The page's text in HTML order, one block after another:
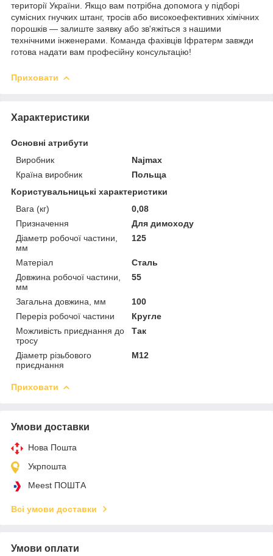
території України. Якщо вам потрібна допомога у підборі
сумісних гнучких штанг, тросів або високоефективних хімічних
порошків — залиште заявку або зв'яжіться з нашими
технічними інженерами. Команда фахівців Іфратерм завжди
готова надати вам професійну консультацію!
Приховати
Характеристики
Основні атрибути
Виробник
Najmax
Країна виробник
Польща
Користувальницькі характеристики
Вага (кг)
0,08
Призначення
Для димоходу
Діаметр робочої частини,
мм
125
Матеріал
Сталь
Довжина робочої частини,
мм
55
Загальна довжина, мм
100
Переріз робочої частини
Кругле
Можливість приєднання до
тросу
Так
Діаметр різьбового
приєднання
М12
Приховати
Умови доставки
Нова Пошта
Укрпошта
Meest ПОШТА
Всі умови доставки
Умови оплати